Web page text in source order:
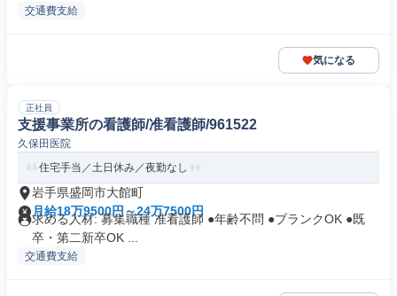
交通費支給
気になる
正社員
支援事業所の看護師/准看護師/961522
久保田医院
住宅手当／土日休み／夜勤なし
岩手県盛岡市大館町
月給18万9500円～24万7500円
求める人材: 募集職種 准看護師 ●年齢不問 ●ブランクOK ●既
卒・第二新卒OK ...
交通費支給